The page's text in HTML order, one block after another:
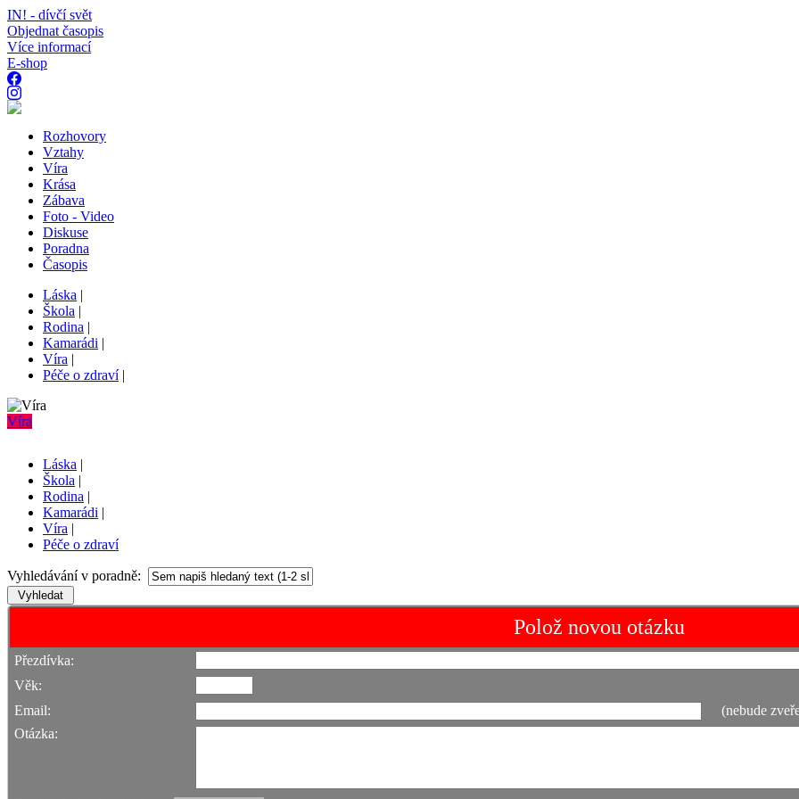
IN! - dívčí svět
Objednat časopis
Více informací
E-shop
Rozhovory
Vztahy
Víra
Krása
Zábava
Foto - Video
Diskuse
Poradna
Časopis
Láska |
Škola |
Rodina |
Kamarádi |
Víra |
Péče o zdraví|
Víra
Láska |
Škola |
Rodina |
Kamarádi |
Víra |
Péče o zdraví
Vyhledávání v poradně:
Polož novou otázku
Přezdívka:
Věk:
Email:
(nebude
Otázka: